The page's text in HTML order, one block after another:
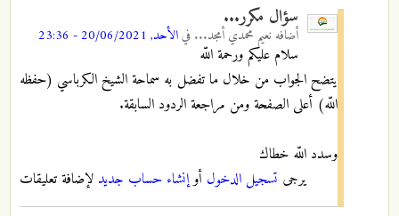
سؤال مكرر...
أضافه نعيم محمدي أمجد... فيالأحد, 20/06/2021 - 23:36
سلام عليكم ورحمة اللّه
يتضح الجواب من خلال ما تفضل به سماحة الشيخ الكرباسي (حفظه
اللّه) أعلى الصفحة ومن مراجعة الردود السابقة.
وسدد اللّه خطاك
يرجى تسجيل الدخول أوإنشاء حساب جديد لإضافة تعليقات